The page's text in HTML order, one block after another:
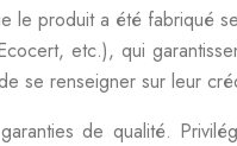
produit a été fabriqué
etc.), qui
se renseigner sur leur
de qualité.